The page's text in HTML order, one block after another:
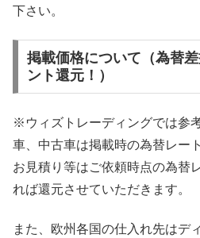
下さい。
掲載価格について（為替
ント還元！）
※ウィズトレーディングでは参
車、中古車は掲載時の為替レー
お見積り等はご依頼時点の為替
れば還元させていただきます。
また、欧州各国の仕入れ先はデ